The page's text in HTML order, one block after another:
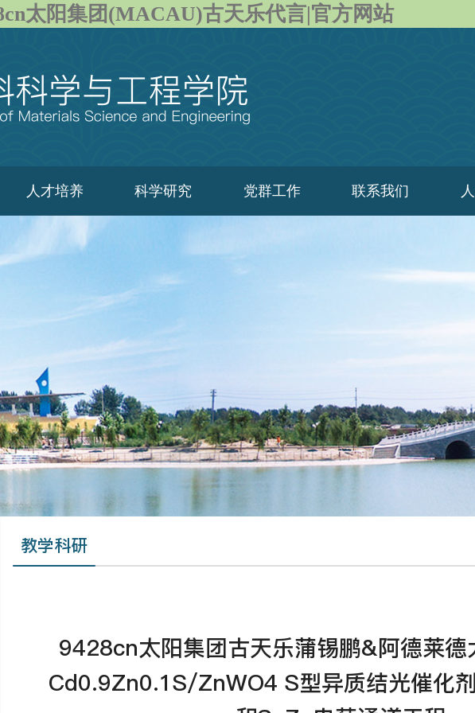
太阳集团(MACAU)古天乐代言|官方网站
人才培养 科学研究 党群工作 联系我们
教学科研
9428cn太阳集团古天乐蒲锡鹏&阿德莱德
Cd0.9Zn0.1S/ZnWO4 S型异质结光催化